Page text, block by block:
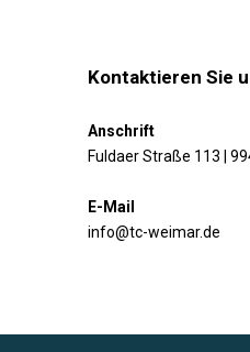
Kontaktieren Sie
Anschrift
Fuldaer Straße 113 |
E-Mail
info@tc-weimar.de